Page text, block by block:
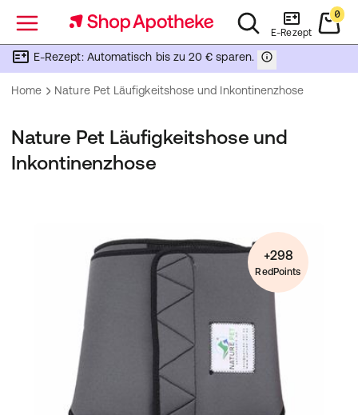
Menü E-Rezept
0
E-Rezept: Automatisch bis zu 20 € sparen.
Home Nature Pet Läufigkeitshose und Inkontinenzhose
Nature Pet Läufigkeitshose und
Inkontinenzhose
+298
RedPoints